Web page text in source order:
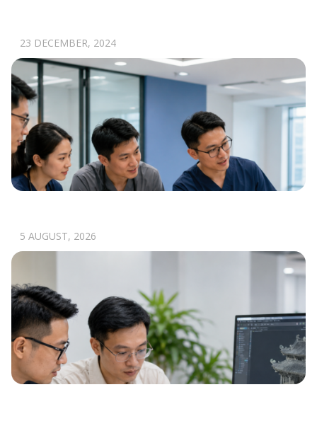
23 DECEMBER, 2024
5 AUGUST, 2026